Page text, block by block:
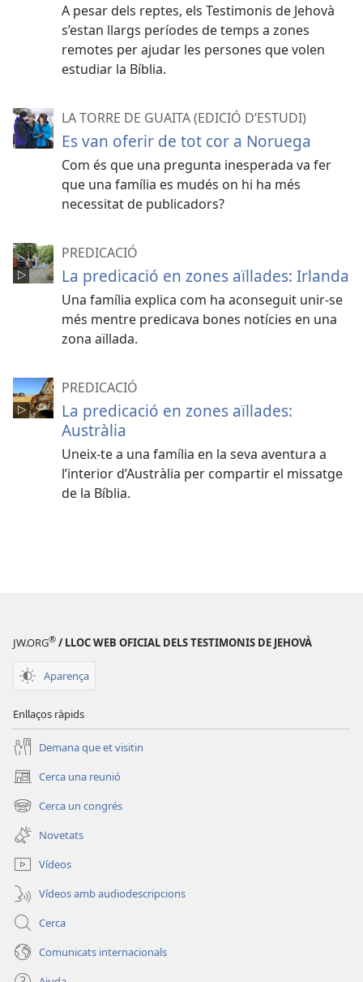
A pesar dels reptes, els Testimonis de Jehovà
s’estan llargs períodes de temps a zones
remotes per ajudar les persones que volen
estudiar la Bíblia.
LA TORRE DE GUAITA (EDICIÓ D’ESTUDI)
Es van oferir de tot cor a Noruega
Com és que una pregunta inesperada va fer
que una família es mudés on hi ha més
necessitat de publicadors?
PREDICACIÓ
La predicació en zones aïllades: Irlanda
Una família explica com ha aconseguit unir-se
més mentre predicava bones notícies en una
zona aïllada.
PREDICACIÓ
La predicació en zones aïllades:
Austràlia
Uneix-te a una família en la seva aventura a
l’interior d’Austràlia per compartir el missatge
de la Bíblia.
JW.ORG® / LLOC WEB OFICIAL DELS TESTIMONIS DE JEHOVÀ
Aparença
Enllaços ràpids
Demana que et visitin
Cerca una reunió
(obre
una
finestra
nova)
Cerca un congrés
(obre
una
finestra
nova)
Novetats
Vídeos
Vídeos amb audiodescripcions
Cerca
Comunicats internacionals